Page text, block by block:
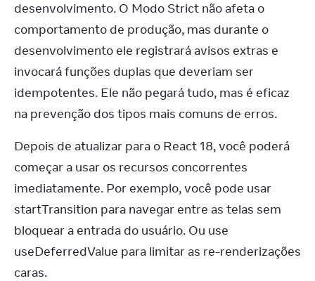
desenvolvimento. O Modo Strict não afeta o
comportamento de produção, mas durante o
desenvolvimento ele registrará avisos extras e
invocará funções duplas que deveriam ser
idempotentes. Ele não pegará tudo, mas é eficaz
na prevenção dos tipos mais comuns de erros.
Depois de atualizar para o React 18, você poderá
começar a usar os recursos concorrentes
imediatamente. Por exemplo, você pode usar
startTransition para navegar entre as telas sem
bloquear a entrada do usuário. Ou use
useDeferredValue para limitar as re-renderizações
caras.